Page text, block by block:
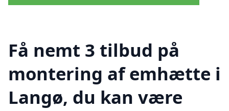
Få nemt 3 tilbud på
montering af emhætte i
Langø, du kan være